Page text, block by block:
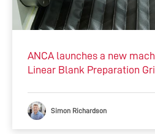
ANCA launches a new
Linear Blank Preparation
Simon Richardson